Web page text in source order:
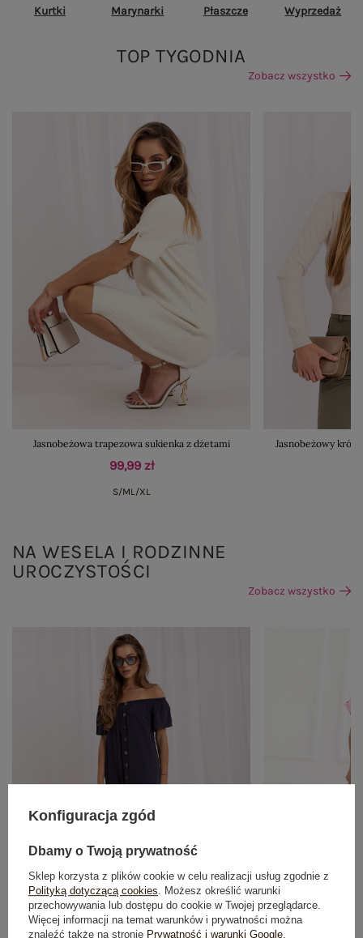
Kurtki Marynarki Płaszcze Wyprzedaż
TOP TYGODNIA
Zobacz wszystko
Jasnobeżowa trapezowa sukienka z dżetami
99,99 zł
S/ML/XL
Jasnobeżowy
NA WESELA I RODZINNE
UROCZYSTOŚCI
Zobacz wszystko
Konfiguracja zgód
Dbamy o Twoją prywatność
Sklep korzysta z plików cookie w celu realizacji usług zgodnie z
Polityką dotyczącą cookies. Możesz określić warunki
przechowywania lub dostępu do cookie w Twojej przeglądarce.
Więcej informacji na temat warunków i prywatności można
znaleźć także na stronie Prywatność i warunki Google.